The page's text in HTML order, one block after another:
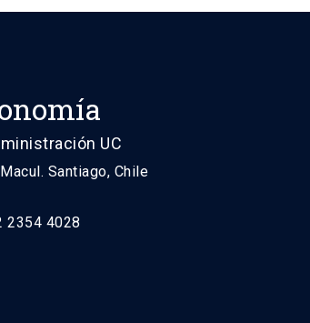
UC
Santiago, Chile
2354 4028